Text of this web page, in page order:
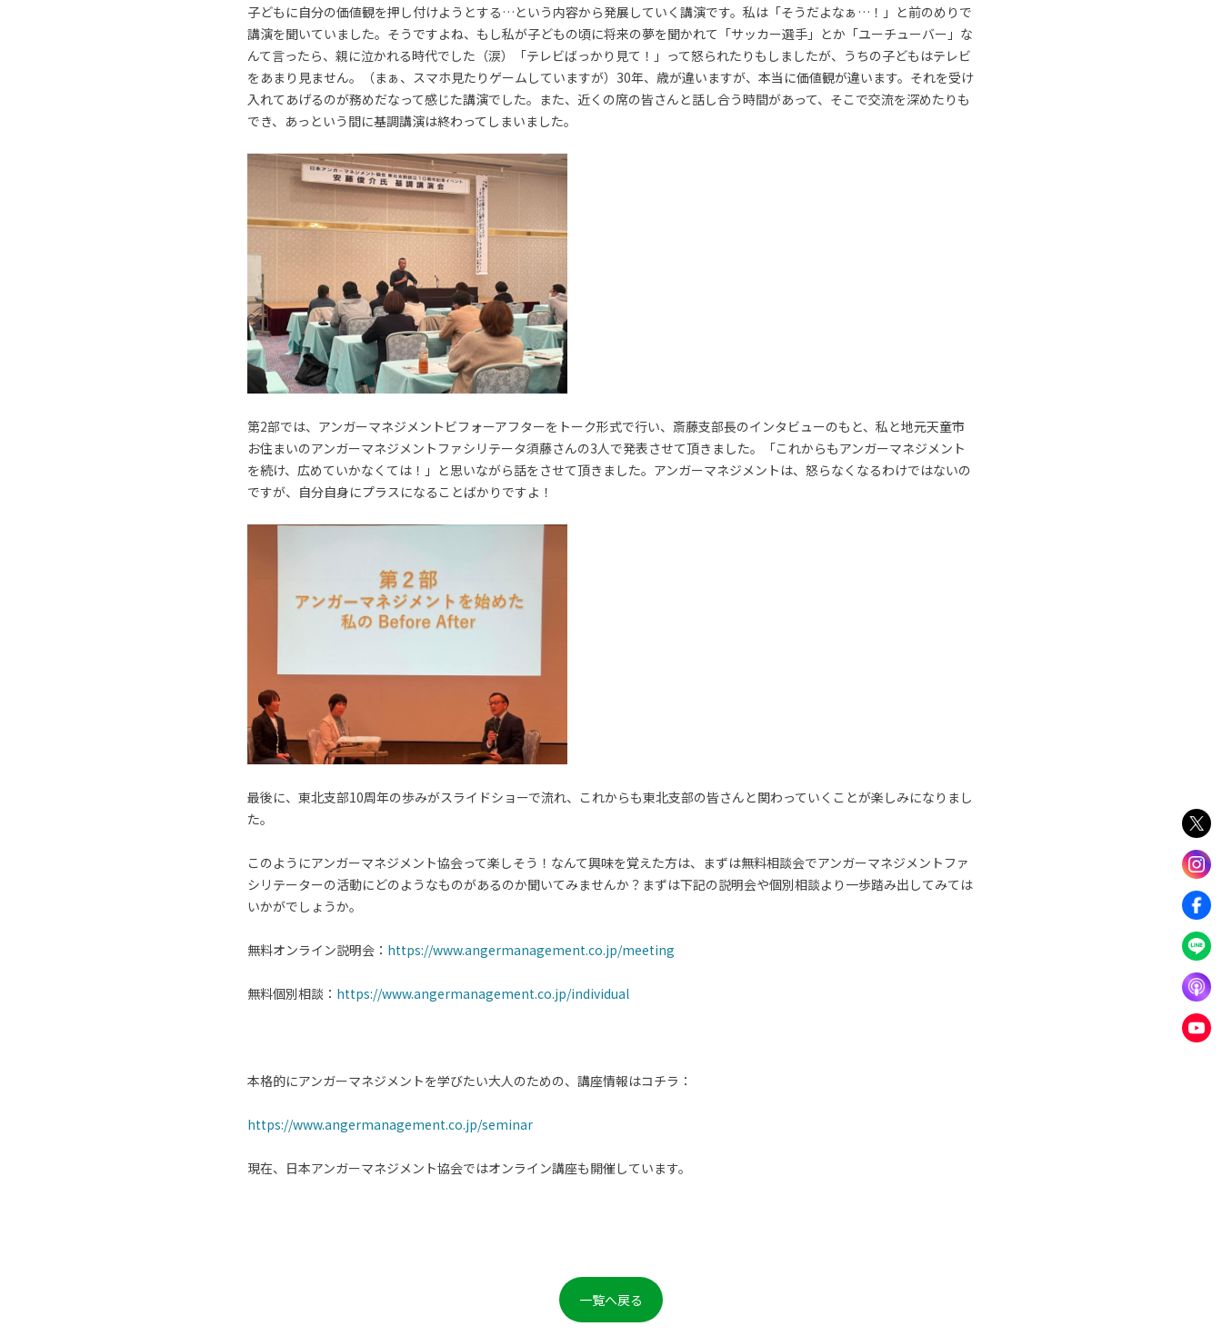
子どもに自分の価値観を押し付けようとする…という内容から発展していく講演です。私は「そうだよなぁ…！」と前のめりで
講演を聞いていました。そうですよね、もし私が子どもの頃に将来の夢を聞かれて「サッカー選手」とか「ユーチューバー」な
んて言ったら、親に泣かれる時代でした（涙）「テレビばっかり見て！」って怒られたりもしましたが、うちの子どもはテレビ
をあまり見ません。（まぁ、スマホ見たりゲームしていますが）30年、歳が違いますが、本当に価値観が違います。それを受け
入れてあげるのが務めだなって感じた講演でした。また、近くの席の皆さんと話し合う時間があって、そこで交流を深めたりも
でき、あっという間に基調講演は終わってしまいました。
第2部では、アンガーマネジメントビフォーアフターをトーク形式で行い、斎藤支部長のインタビューのもと、私と地元天童市
お住まいのアンガーマネジメントファシリテータ須藤さんの3人で発表させて頂きました。「これからもアンガーマネジメント
を続け、広めていかなくては！」と思いながら話をさせて頂きました。アンガーマネジメントは、怒らなくなるわけではないの
ですが、自分自身にプラスになることばかりですよ！
最後に、東北支部10周年の歩みがスライドショーで流れ、これからも東北支部の皆さんと関わっていくことが楽しみになりまし
た。
このようにアンガーマネジメント協会って楽しそう！なんて興味を覚えた方は、まずは無料相談会でアンガーマネジメントファ
シリテーターの活動にどのようなものがあるのか聞いてみませんか？まずは下記の説明会や個別相談より一歩踏み出してみては
いかがでしょうか。
無料オンライン説明会： https://www.angermanagement.co.jp/meeting
無料個別相談： https://www.angermanagement.co.jp/individual
本格的にアンガーマネジメントを学びたい大人のための、講座情報はコチラ：
https://www.angermanagement.co.jp/seminar
現在、日本アンガーマネジメント協会ではオンライン講座も開催しています。
一覧へ戻る